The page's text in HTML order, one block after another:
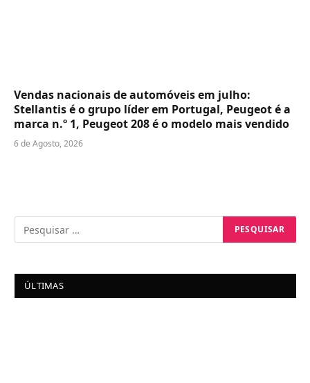
Vendas nacionais de automóveis em julho:
Stellantis é o grupo líder em Portugal, Peugeot é a
marca n.º 1, Peugeot 208 é o modelo mais vendido
6 de Agosto, 2026
ÚLTIMAS